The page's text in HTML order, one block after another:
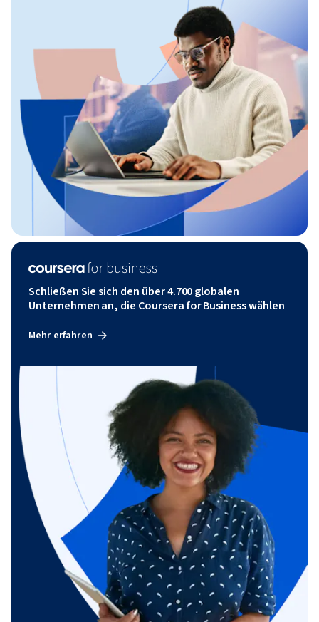
Schließen Sie sich den über 4.700 globalen
Unternehmen an, die Coursera for Business wählen
Mehr erfahren